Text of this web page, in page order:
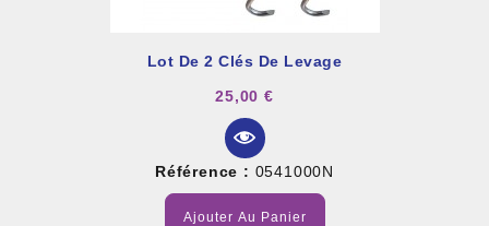
Lot De 2 Clés De Levage
25,00 €
Référence : 0541000N
Ajouter Au Panier